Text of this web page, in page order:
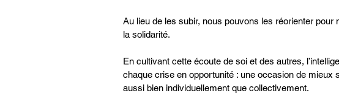
Au lieu de les subir, nous pouvons les réorienter pour
la solidarité.
En cultivant cette écoute de soi et des autres,
chaque crise en opportunité : une occasion de mieux
aussi bien individuellement que collectivement.